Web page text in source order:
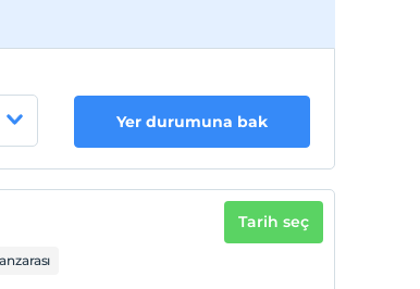
Yer durumuna bak
Tarih seç